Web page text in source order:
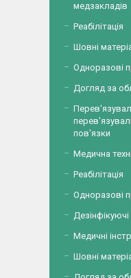
медзакладів
Реабілітація
Шовні
Одноразові
Догляд за
пов'язки
Медична
Реабілітація
Одноразові
Медичні
Шовні